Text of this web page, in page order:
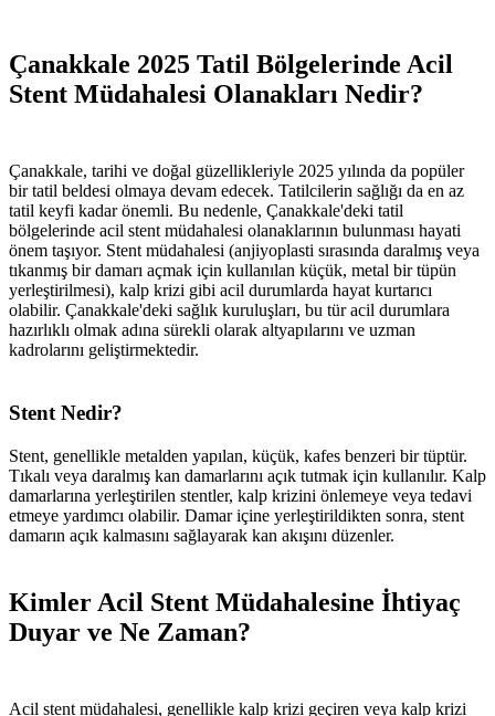
Çanakkale 2025 Tatil Bölgelerinde Acil
Stent Müdahalesi Olanakları Nedir?
Çanakkale, tarihi ve doğal güzellikleriyle 2025 yılında da popüler
bir tatil beldesi olmaya devam edecek. Tatilcilerin sağlığı da en az
tatil keyfi kadar önemli. Bu nedenle, Çanakkale'deki tatil
bölgelerinde acil stent müdahalesi olanaklarının bulunması hayati
önem taşıyor. Stent müdahalesi (anjiyoplasti sırasında daralmış veya
tıkanmış bir damarı açmak için kullanılan küçük, metal bir tüpün
yerleştirilmesi), kalp krizi gibi acil durumlarda hayat kurtarıcı
olabilir. Çanakkale'deki sağlık kuruluşları, bu tür acil durumlara
hazırlıklı olmak adına sürekli olarak altyapılarını ve uzman
kadrolarını geliştirmektedir.
Stent Nedir?
Stent, genellikle metalden yapılan, küçük, kafes benzeri bir tüptür.
Tıkalı veya daralmış kan damarlarını açık tutmak için kullanılır. Kalp
damarlarına yerleştirilen stentler, kalp krizini önlemeye veya tedavi
etmeye yardımcı olabilir. Damar içine yerleştirildikten sonra, stent
damarın açık kalmasını sağlayarak kan akışını düzenler.
Kimler Acil Stent Müdahalesine İhtiyaç
Duyar ve Ne Zaman?
Acil stent müdahalesi, genellikle kalp krizi geçiren veya kalp krizi